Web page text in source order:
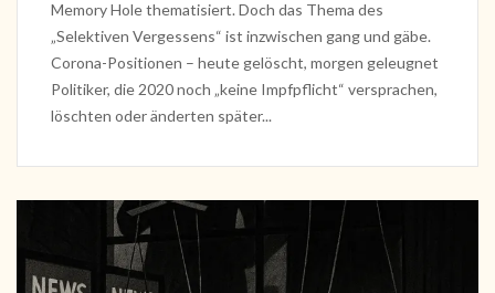
Memory Hole thematisiert. Doch das Thema des
„Selektiven Vergessens“ ist inzwischen gang und gäbe.
Corona-Positionen – heute gelöscht, morgen geleugnet
Politiker, die 2020 noch „keine Impfpflicht“ versprachen,
löschten oder änderten später...